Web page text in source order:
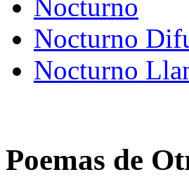
Nocturno
Nocturno
Nocturno
Poemas de